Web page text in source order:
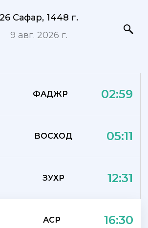
26 Сафар, 1448 г.
9 авг. 2026 г.
ФАДЖР 02:59
ВОСХОД 05:11
ЗУХР 12:31
АСР 16:30